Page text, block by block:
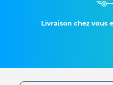
Livraison chez vous